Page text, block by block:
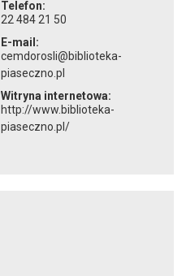
Telefon:
22 484 21 50
E-mail:
cemdorosli@biblioteka-
piaseczno.pl
Witryna internetowa:
http://www.biblioteka-
piaseczno.pl/